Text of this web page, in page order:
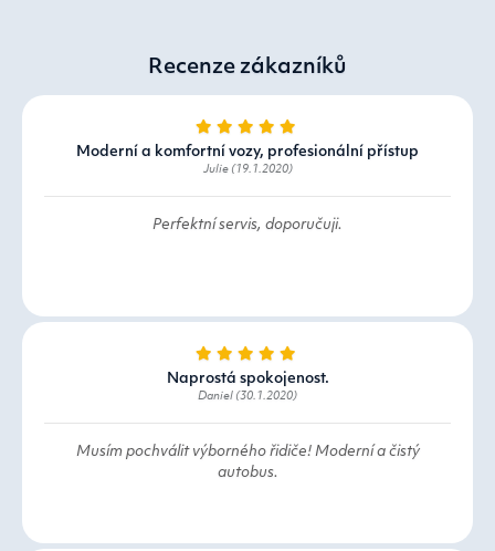
Recenze zákazníků
Moderní a komfortní vozy, profesionální přístup
Julie (19.1.2020)
Perfektní servis, doporučuji.
Naprostá spokojenost.
Daniel (30.1.2020)
Musím pochválit výborného řidiče! Moderní a čistý
autobus.